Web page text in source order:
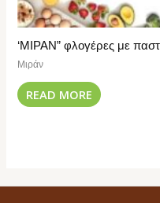
‘ΜΙΡΑΝ” φλογέρες με
Μιράν
READ MORE